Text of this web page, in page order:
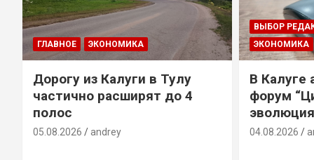
ГЛАВНОЕ ЭКОНОМИКА
Дорогу из Калуги в Тулу
частично расширят до 4
полос
05.08.2026 andrey
ВЫБОР
ЭКОНОМИКА
В Калуге
форум
04.08.2026